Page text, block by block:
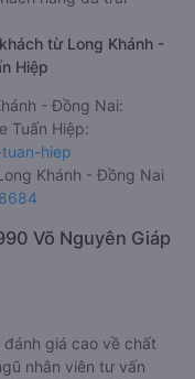
từ Long Khánh -
Hiệp
- Đồng Nai:
Tuấn Hiệp:
hiep
Khánh - Đồng Nai
Võ Nguyên Giáp
giá cao về chất
nhân viên tư vấn